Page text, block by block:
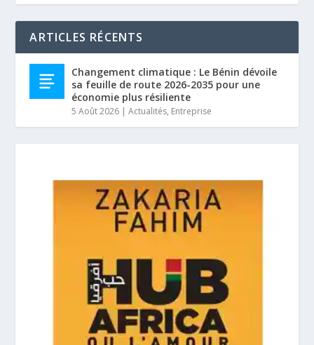
ARTICLES RÉCENTS
Changement climatique : Le Bénin dévoile
sa feuille de route 2026-2035 pour une
économie plus résiliente
5 Août 2026 |Actualités, Entreprise